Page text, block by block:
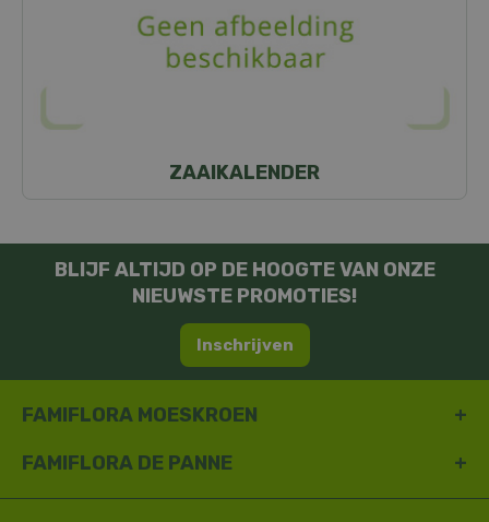
ZAAIKALENDER
BLIJF ALTIJD OP DE HOOGTE VAN ONZE
NIEUWSTE PROMOTIES!
Inschrijven
FAMIFLORA MOESKROEN
FAMIFLORA DE PANNE